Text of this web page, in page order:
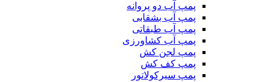
پمپ آب دو پروانه
پمپ آب بشقابی
پمپ آب طبقاتی
پمپ آب کشاورزی
پمپ لجن کش
پمپ کف کش
پمپ سیرکولاتور